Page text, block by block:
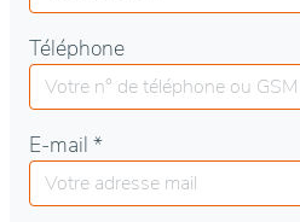
Téléphone
E-mail *